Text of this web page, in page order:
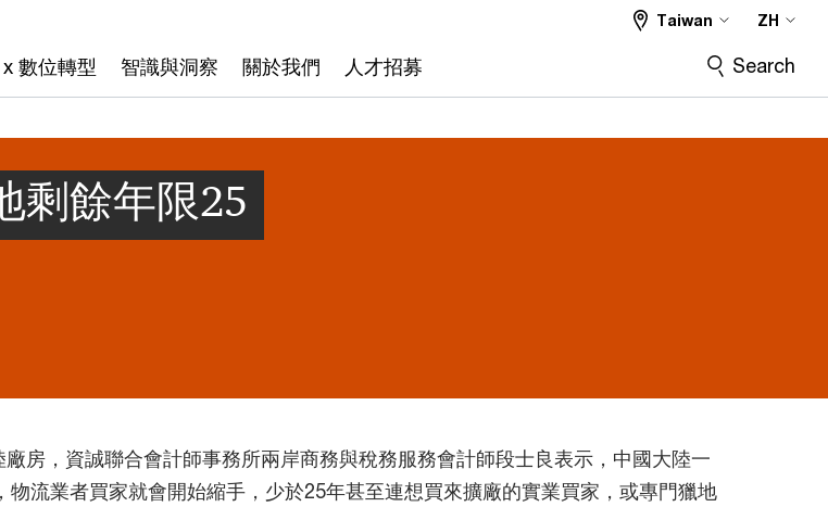
數位轉型 智識與洞察 關於我們 人才招募
Taiwan ZH
Search
剩餘年限25
房，資誠聯合會計師事務所兩岸商務與稅務服務會計師段士良表示，中國大陸一
流業者買家就會開始縮手，少於25年甚至連想買來擴廠的實業買家，或專門獵地